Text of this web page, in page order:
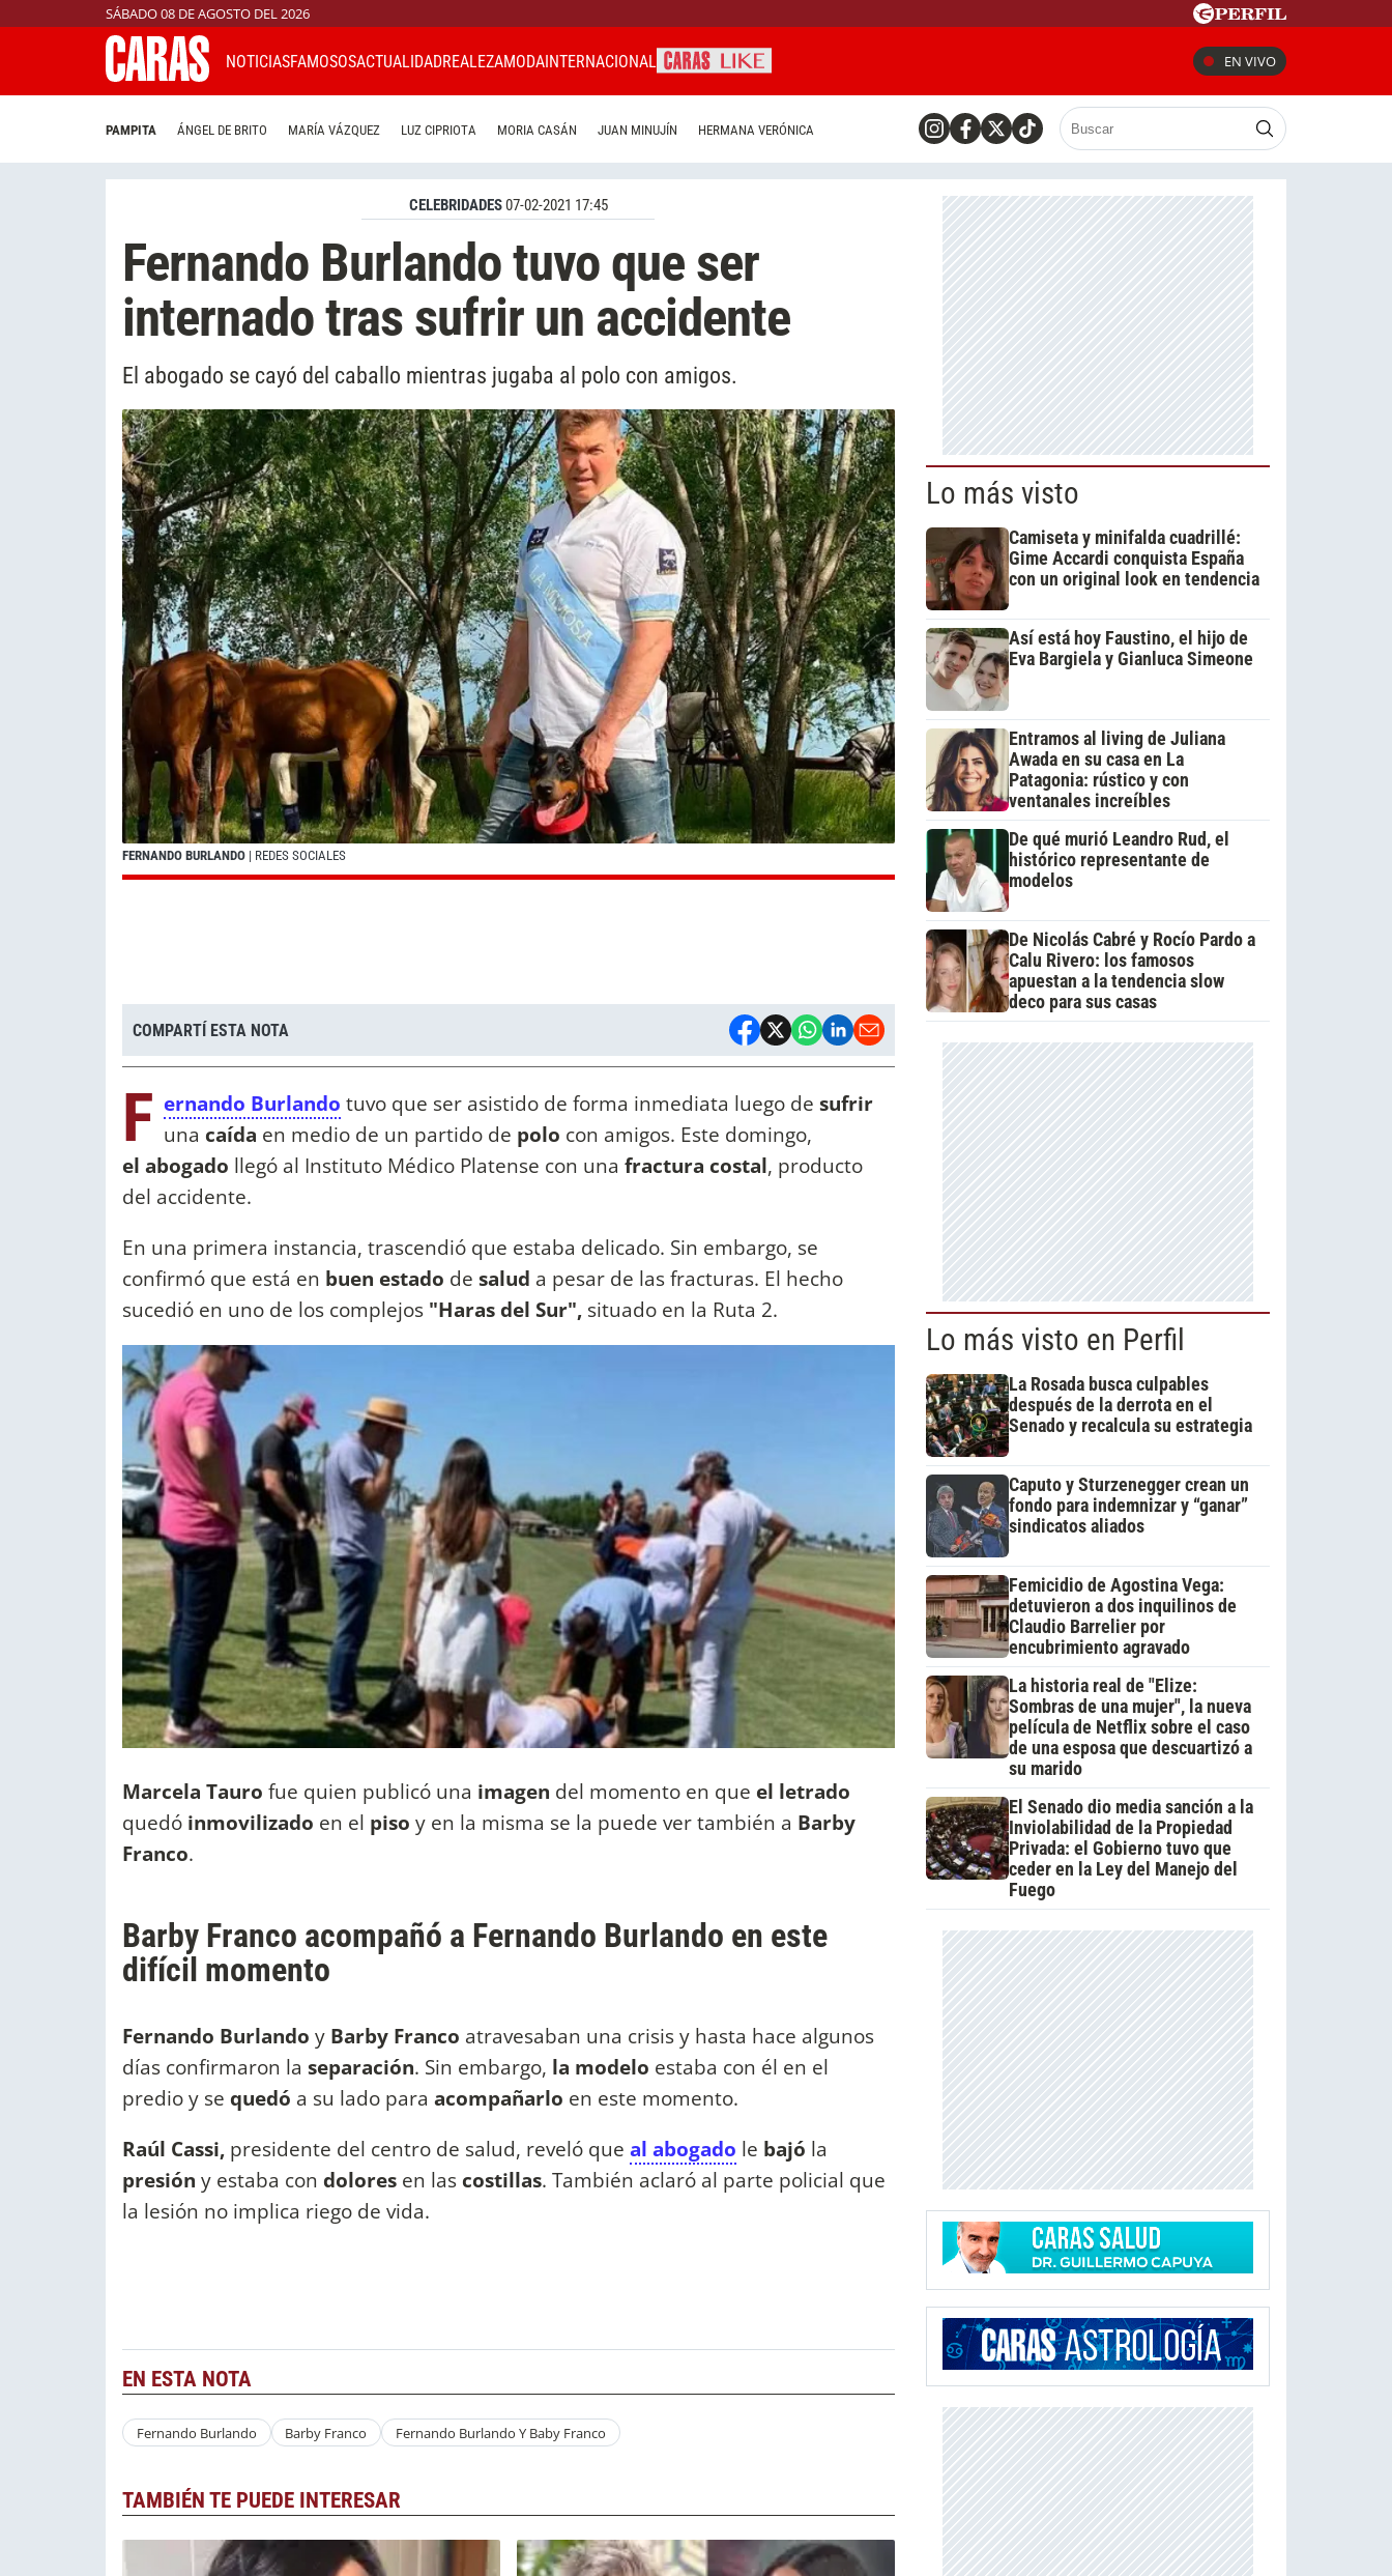
SÁBADO 08 DE AGOSTO DEL 2026
NOTICIASFAMOSOSACTUALIDADREALEZAMODAINTERNACIONAL EN VIVO
PAMPITA ÁNGEL DE BRITO MARÍA VÁZQUEZ LUZ CIPRIOTA MORIA CASÁN JUAN MINUJÍN HERMANA VERÓNICA
CELEBRIDADES07-02-2021 17:45
Fernando Burlando tuvo que ser
internado tras sufrir un accidente
El abogado se cayó del caballo mientras jugaba al polo con amigos.
FERNANDO BURLANDO | REDES SOCIALES
COMPARTÍ ESTA NOTA
F ernando Burlando tuvo que ser asistido de forma inmediata luego de sufrir
una caída en medio de un partido de polo con amigos. Este domingo,
el abogado llegó al Instituto Médico Platense con una fractura costal, producto
del accidente.
En una primera instancia, trascendió que estaba delicado. Sin embargo, se
confirmó que está en buen estado de salud a pesar de las fracturas. El hecho
sucedió en uno de los complejos "Haras del Sur", situado en la Ruta 2.
Marcela Tauro fue quien publicó una imagen del momento en que el letrado
quedó inmovilizado en el piso y en la misma se la puede ver también a Barby
Franco.
Barby Franco acompañó a Fernando Burlando en este
difícil momento
Fernando Burlando y Barby Franco atravesaban una crisis y hasta hace algunos
días confirmaron la separación. Sin embargo, la modelo estaba con él en el
predio y se quedó a su lado para acompañarlo en este momento.
Raúl Cassi, presidente del centro de salud, reveló que al abogado le bajó la
presión y estaba con dolores en las costillas. También aclaró al parte policial que
la lesión no implica riego de vida.
EN ESTA NOTA
Fernando Burlando Barby Franco Fernando Burlando Y Baby Franco
TAMBIÉN TE PUEDE INTERESAR
Lo más visto
Camiseta y minifalda cuadrillé:
Gime Accardi conquista España
con un original look en tendencia
Así está hoy Faustino, el hijo de
Eva Bargiela y Gianluca Simeone
Entramos al living de Juliana
Awada en su casa en La
Patagonia: rústico y con
ventanales increíbles
De qué murió Leandro Rud, el
histórico representante de
modelos
De Nicolás Cabré y Rocío Pardo a
Calu Rivero: los famosos
apuestan a la tendencia slow
deco para sus casas
Lo más visto en Perfil
La Rosada busca culpables
después de la derrota en el
Senado y recalcula su estrategia
Caputo y Sturzenegger crean un
fondo para indemnizar y “ganar”
sindicatos aliados
Femicidio de Agostina Vega:
detuvieron a dos inquilinos de
Claudio Barrelier por
encubrimiento agravado
La historia real de "Elize:
Sombras de una mujer", la nueva
película de Netflix sobre el caso
de una esposa que descuartizó a
su marido
El Senado dio media sanción a la
Inviolabilidad de la Propiedad
Privada: el Gobierno tuvo que
ceder en la Ley del Manejo del
Fuego